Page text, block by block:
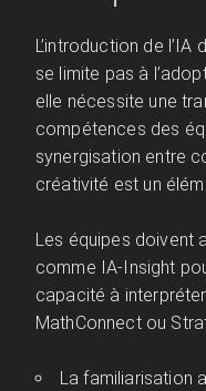
L’introduction de
se limite pas à
elle nécessite une
compétences des
synergisation entre
créativité est un
Les équipes doivent
comme IA-Insight
capacité à
MathConnect ou
La familiarisation